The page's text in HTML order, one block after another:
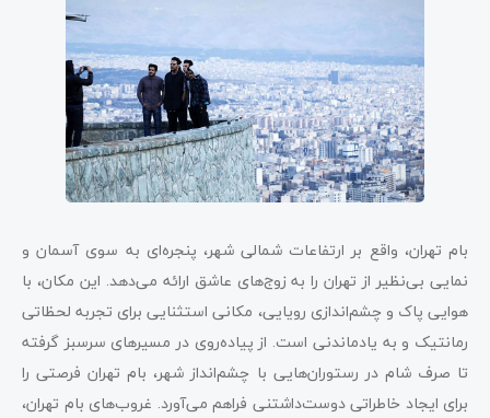
بام تهران، واقع بر ارتفاعات شمالی شهر، پنجره‌ای به سوی آسمان و
نمایی بی‌نظیر از تهران را به زوج‌های عاشق ارائه می‌دهد. این مکان، با
هوایی پاک و چشم‌اندازی رویایی، مکانی استثنایی برای تجربه لحظاتی
رمانتیک و به یادماندنی است. از پیاده‌روی در مسیرهای سرسبز گرفته
تا صرف شام در رستوران‌هایی با چشم‌انداز شهر، بام تهران فرصتی را
برای ایجاد خاطراتی دوست‌داشتنی فراهم می‌آورد. غروب‌های بام تهران،